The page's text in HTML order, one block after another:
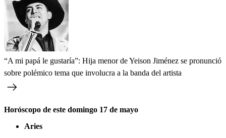
“A mi papá le gustaría”: Hija menor de Yeison Jiménez se pronunció
sobre polémico tema que involucra a la banda del artista
Horóscopo de este domingo 17 de mayo
Aries